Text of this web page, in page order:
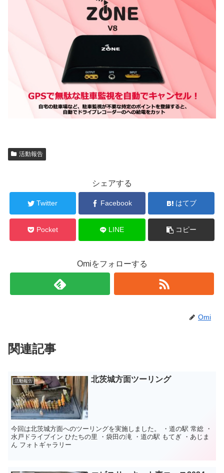
活動報告
シェアする
Twitter Facebook はてブ
Pocket LINE コピー
Omiをフォローする
Omi
関連記事
活動報告 北茨城方面ツーリング
今回は北茨城方面へのツーリングを実施しました。 ・道の駅 常総 ・
水戸ドライブイン ひたちの里 ・袋田の滝 ・道の駅 もてぎ ・あじま
ん フォトギャラリー